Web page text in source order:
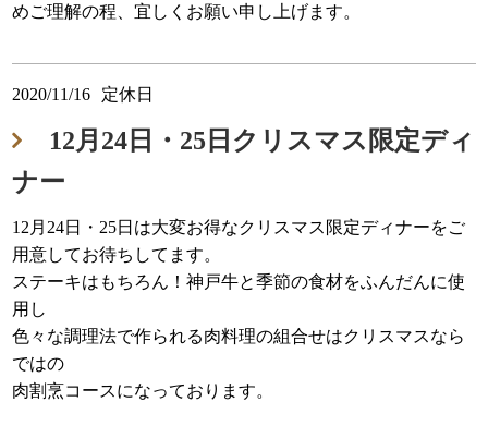
めご理解の程、宜しくお願い申し上げます。
2020/11/16 定休日
12月24日・25日クリスマス限定ディ
ナー
12月24日・25日は大変お得なクリスマス限定ディナーをご
用意してお待ちしてます。
ステーキはもちろん！神戸牛と季節の食材をふんだんに使
用し
色々な調理法で作られる肉料理の組合せはクリスマスなら
ではの
肉割烹コースになっております。